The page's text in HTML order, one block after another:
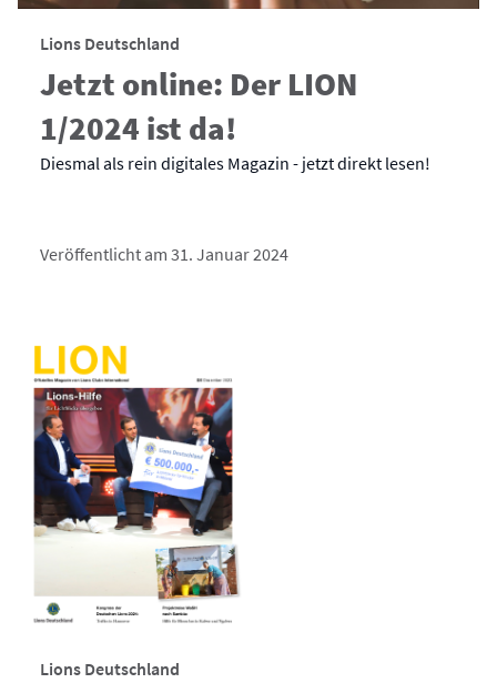
Lions Deutschland
Jetzt online: Der LION
1/2024 ist da!
Diesmal als rein digitales Magazin - jetzt direkt lesen!
Veröffentlicht am 31. Januar 2024
Lions Deutschland